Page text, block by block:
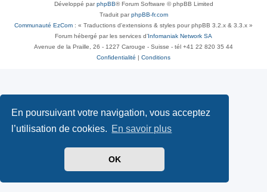
En poursuivant votre navigation, vous acceptez
l’utilisation de cookies. En savoir plus
OK
Développé parphpBB® Forum Software © phpBB Limited
Traduit parphpBB-fr.com
Communauté EzCom : « Traductions d'extensions & styles pour phpBB 3.2.x & 3.3.x »
Forum hébergé par les services d’ Infomaniak Network SA
Avenue de la Praille, 26 - 1227 Carouge - Suisse - tél +41 22 820 35 44
Confidentialité
Conditions